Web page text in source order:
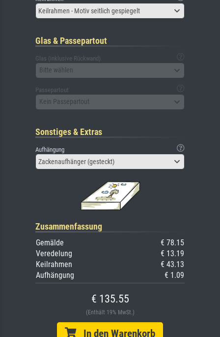
Keilrahmen - Motiv seitlich gespiegelt
Glas & Passepartout
Glas (inklusive Rückwand)
Bitte wählen
Passepartout
Kein Passepartout
Sonstiges & Extras
Aufhängung
Zackenaufhänger (gesteckt)
Zusammenfassung
Gemälde
€ 78.15
Veredelung
€ 13.19
Keilrahmen
€ 43.13
Aufhängung
€ 1.09
€ 135.55
(Enthält 19% MwSt.)
In den Warenkorb